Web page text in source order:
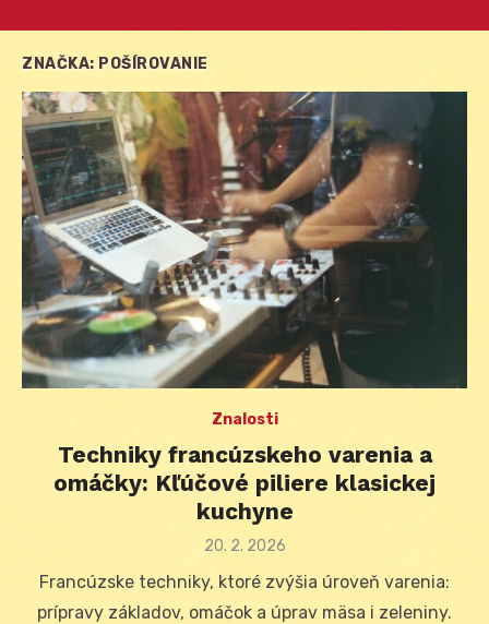
ZNAČKA: POŠÍROVANIE
Znalosti
Techniky francúzskeho varenia a
omáčky: Kľúčové piliere klasickej
kuchyne
Posted
20. 2. 2026
Francúzske techniky, ktoré zvýšia úroveň varenia:
prípravy základov, omáčok a úprav mäsa i zeleniny.